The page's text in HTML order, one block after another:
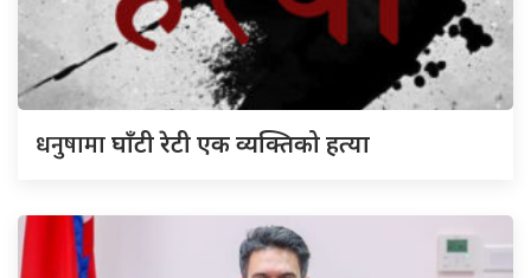
धनुषामाघाँटी रेटी एक व्यक्तिको हत्या